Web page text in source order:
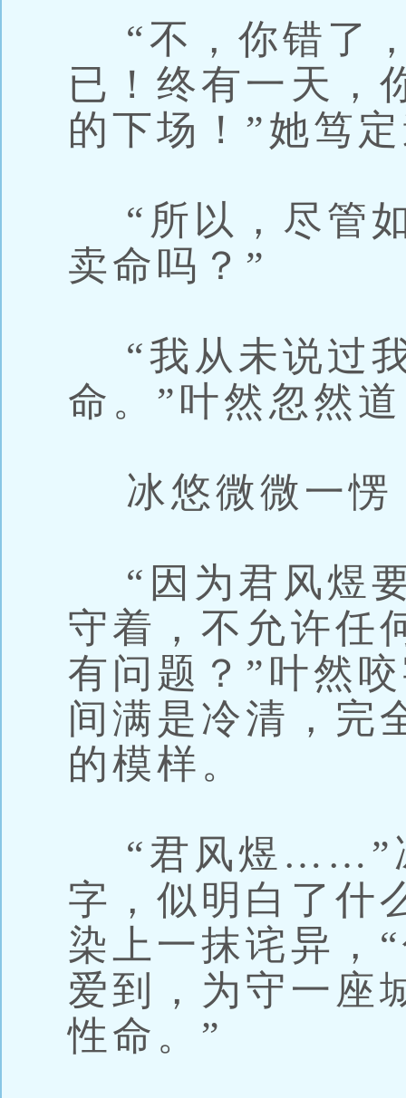
“不，你错了
已！终有一天，
的下场！”她笃
“所以，尽管
卖命吗？”
“我从未说过
命。”叶然忽然
冰悠微微一愣
“因为君风煜
守着，不允许任
有问题？”叶然
间满是冷清，完
的模样。
“君风煜……”
字，似明白了什
染上一抹诧异，
爱到，为守一座
性命。”